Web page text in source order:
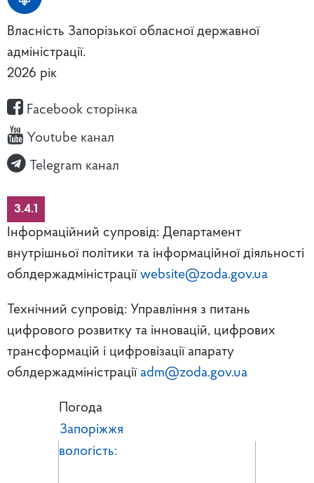
Власність Запорізької обласної державної
адміністрації.
2026 рік
Facebook сторінка
Youtube канал
Telegram канал
3.4.1
Інформаційний супровід: Департамент
внутрішньої політики та інформаційної діяльності
облдержадміністрації website@zoda.gov.ua
Технічний супровід: Управління з питань
цифрового розвитку та інновацій, цифрових
трансформацій і цифровізації апарату
облдержадміністрації adm@zoda.gov.ua
Погода
Запоріжжя
вологість: